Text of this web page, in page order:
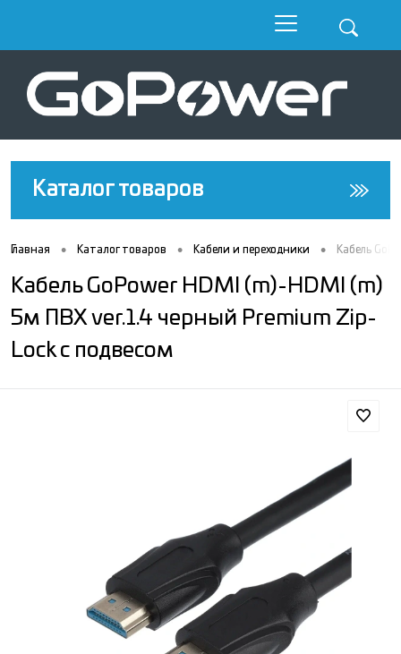
Каталог товаров
Главная • Каталог товаров • Кабели и переходники • Кабель
Кабель GoPower HDMI (m)-HDMI (m)
5м ПВХ ver.1.4 черный Premium Zip-
Lock c подвесом